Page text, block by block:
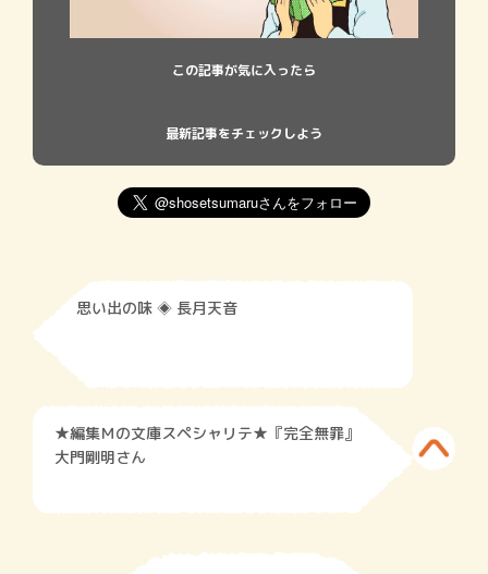
この記事が気に入ったら
最新記事をチェックしよう
思い出の味 ◈ 長月天音
★編集Ｍの文庫スペシャリテ★『完全無罪』
大門剛明さん